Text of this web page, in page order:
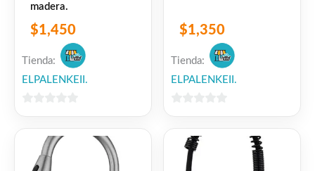
madera.
$1,450
Tienda:
ELPALENKEII.
$1,350
Tienda:
ELPALENKEII.